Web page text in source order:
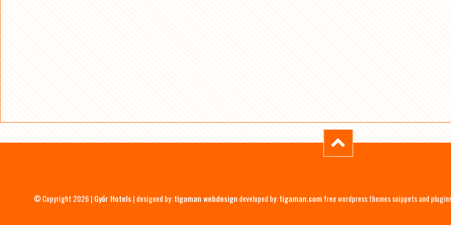
© Copyright 2026 | Győr Hotels | designed by:tigaman webdesign developed by:tigaman.com free wordpress themes snippets and